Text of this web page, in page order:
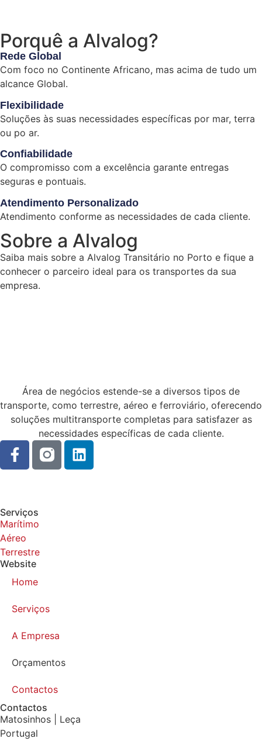
Porquê a Alvalog?
Rede Global
Com foco no Continente Africano, mas acima de tudo um
alcance Global.
Flexibilidade
Soluções às suas necessidades específicas por mar, terra
ou po ar.
Confiabilidade
O compromisso com a excelência garante entregas
seguras e pontuais.
Atendimento Personalizado
Atendimento conforme as necessidades de cada cliente.
Sobre a Alvalog
Saiba mais sobre a Alvalog Transitário no Porto e fique a
conhecer o parceiro ideal para os transportes da sua
empresa.
Área de negócios estende-se a diversos tipos de
transporte, como terrestre, aéreo e ferroviário, oferecendo
soluções multitransporte completas para satisfazer as
necessidades específicas de cada cliente.
Serviços
Marítimo
Aéreo
Terrestre
Website
Home
Serviços
A Empresa
Orçamentos
Contactos
Contactos
Matosinhos | Leça
Portugal